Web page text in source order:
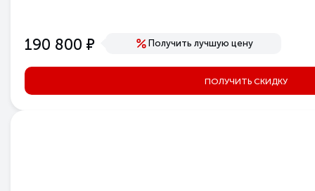
190 800 е Получить лучшую цену
ПОЛУЧИТЬ СКИДКУ